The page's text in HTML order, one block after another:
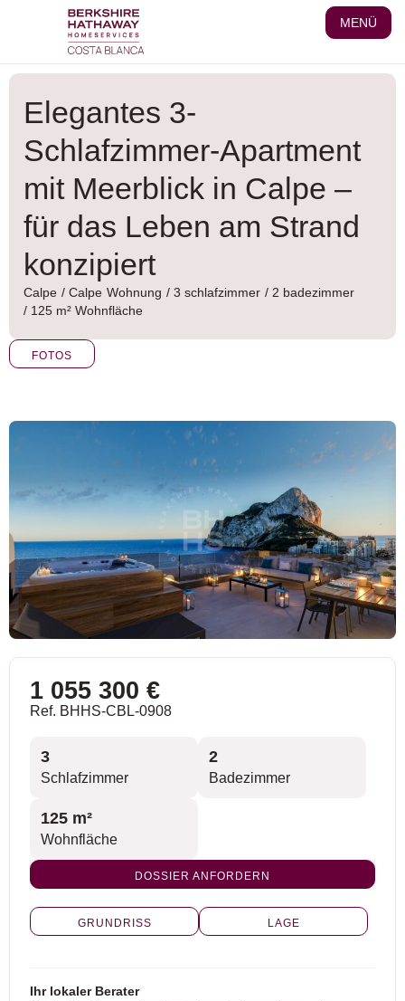
MENÜ
Elegantes 3-
Schlafzimmer-Apartment
mit Meerblick in Calpe –
für das Leben am Strand
konzipiert
Calpe / Calpe Wohnung / 3 schlafzimmer / 2 badezimmer
/ 125 m² Wohnfläche
FOTOS
1 055 300 €
Ref. BHHS-CBL-0908
3
Schlafzimmer
2
Badezimmer
125 m²
Wohnfläche
DOSSIER ANFORDERN
GRUNDRISS LAGE
Ihr lokaler Berater